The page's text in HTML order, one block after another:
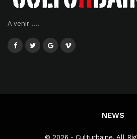
A venir ....
NEWS
© 2026 - Culturbaine. All